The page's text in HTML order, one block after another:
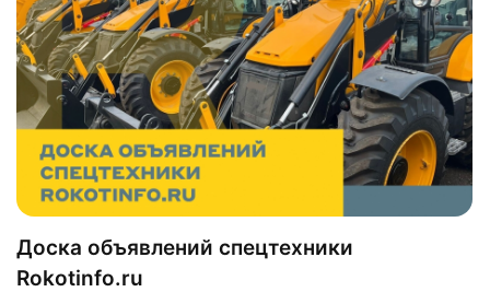
Доска объявлений спецтехники
Rokotinfo.ru